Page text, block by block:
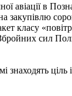
авіації в
закупівлю
класу
сил
знаходять ціль